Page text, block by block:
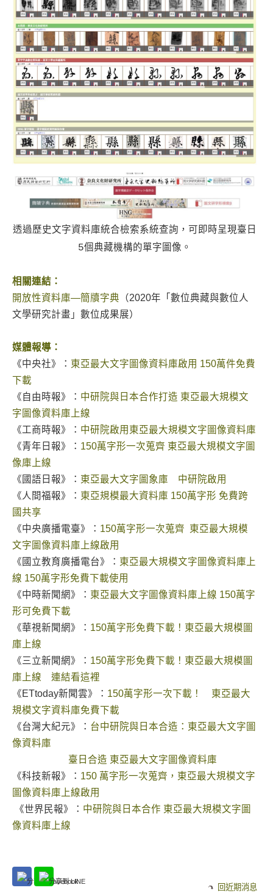
透過歷史文字資料庫統合檢索系統查詢， 可即時呈現臺日
5個典藏機構的單字圖像 。
相關連結：
開放性資料庫—簡牘字典 （2020年「數位典藏與數位人
文學研究計畫」數位成果展）
媒體報導：
《中央社》： 東亞最大文字圖像資料庫啟用 150萬件免費
下載
《自由時報》： 中研院與日本合作打造 東亞最大規模文
字圖像資料庫上線
《工商時報》： 中研院啟用東亞最大規模文字圖像資料庫
《青年日報》： 150萬字形一次蒐齊 東亞最大規模文字圖
像庫上線
《國語日報》： 東亞最大文字圖象庫 中研院啟用
《人間福報》： 東亞規模最大資料庫 150萬字形 免費跨
國共享
《中央廣播電臺》： 150萬字形一次蒐齊 東亞最大規模
文字圖像資料庫上線啟用
《國立教育廣播電台》： 東亞最大規模文字圖像資料庫上
線 150萬字形免費下載使用
《中時新聞網》： 東亞最大文字圖像資料庫上線 150萬字
形可免費下載
《華視新聞網》： 150萬字形免費下載！東亞最大規模圖
庫上線
《三立新聞網》： 150萬字形免費下載！東亞最大規模圖
庫上線 連結看這裡
《ETtoday新聞雲》： 150萬字形一次下載！ 東亞最大
規模文字資料庫免費下載
《台灣大紀元》： 台中研院與日本合造：東亞最大文字圖
像資料庫
臺日合造 東亞最大文字圖像資料庫
《科技新報》： 150 萬字形一次蒐齊，東亞最大規模文字
圖像資料庫上線啟用
《世界民報》： 中研院與日本合作 東亞最大規模文字圖
像資料庫上線
回近期消息